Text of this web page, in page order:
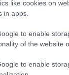
like cookies on
in apps.
to enable
of the website
to enable
ΔΗΜΟΦΙΛΗ